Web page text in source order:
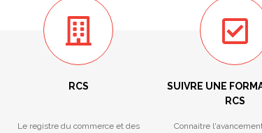
RCS
Le registre du commerce et des
SUIVRE UNE
RCS
Connaitre